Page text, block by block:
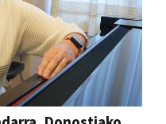
Donostiako